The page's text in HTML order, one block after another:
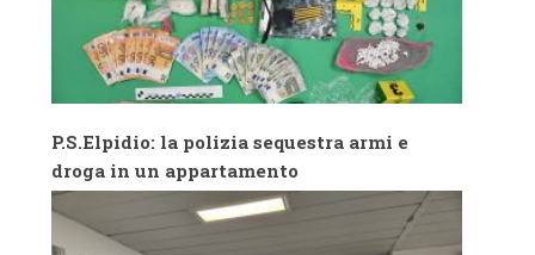
MARCHIGIANO
P.S.Elpidio: la polizia sequestra armi e
droga in un appartamento